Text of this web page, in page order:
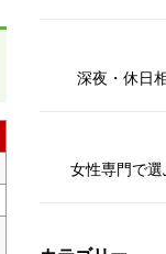
深夜・休日
女性専門で選